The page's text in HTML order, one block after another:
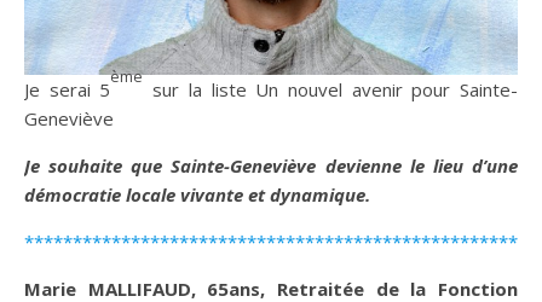
Je serai 5
ème
sur la liste Un nouvel avenir pour Sainte-
Geneviève
Je souhaite que Sainte-Geneviève devienne le lieu d’une
démocratie locale vivante et dynamique.
Marie MALLIFAUD, 65ans, Retraitée de la Fonction